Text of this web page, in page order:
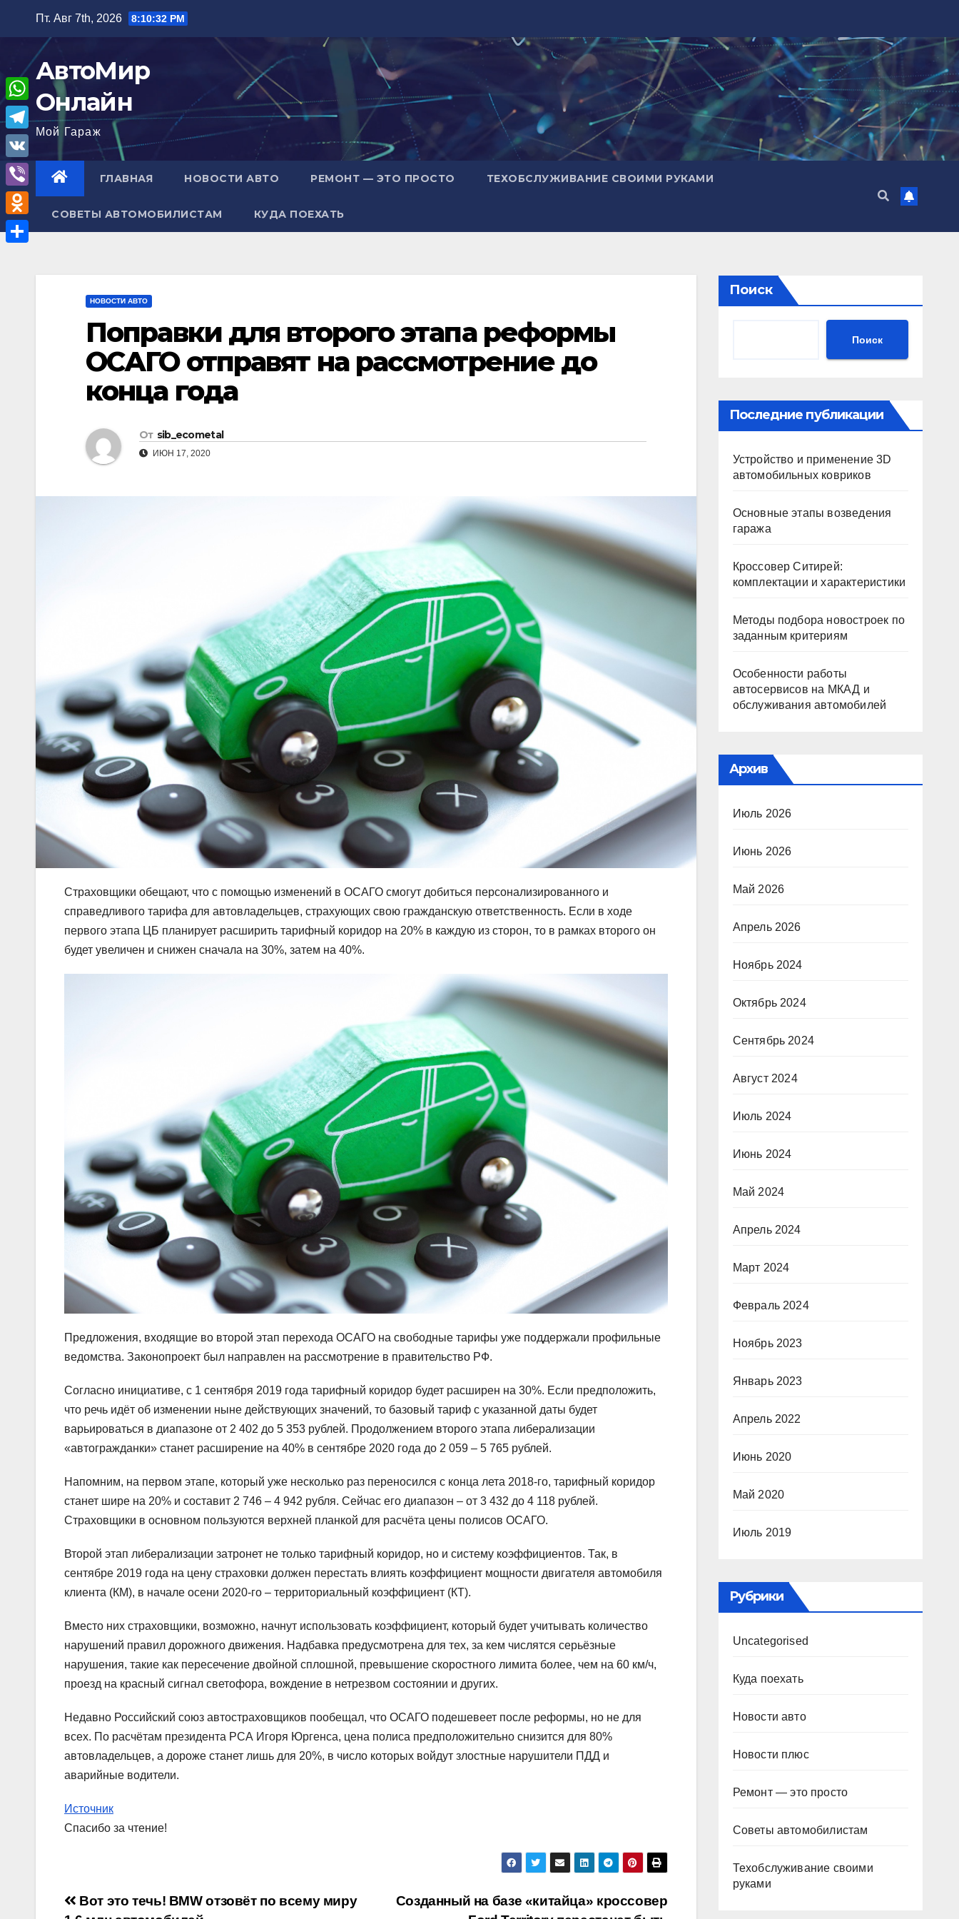
содержимому
Пт. Авг 7th, 2026 8:10:34 PM
АвтоМир
Онлайн
Мой Гараж
ГЛАВНАЯ НОВОСТИ АВТО РЕМОНТ — ЭТО ПРОСТО ТЕХОБСЛУЖИВАНИЕ СВОИМИ РУКАМИ
СОВЕТЫ АВТОМОБИЛИСТАМ КУДА ПОЕХАТЬ
НОВОСТИ АВТО
Поправки для второго этапа реформы
ОСАГО отправят на рассмотрение до
конца года
От sib_ecometal
ИЮН 17, 2020
Страховщики обещают, что с помощью изменений в ОСАГО смогут добиться персонализированного и
справедливого тарифа для автовладельцев, страхующих свою гражданскую ответственность. Если в ходе
первого этапа ЦБ планирует расширить тарифный коридор на 20% в каждую из сторон, то в рамках второго он
будет увеличен и снижен сначала на 30%, затем на 40%.
Предложения, входящие во второй этап перехода ОСАГО на свободные тарифы уже поддержали профильные
ведомства. Законопроект был направлен на рассмотрение в правительство РФ.
Согласно инициативе, с 1 сентября 2019 года тарифный коридор будет расширен на 30%. Если предположить,
что речь идёт об изменении ныне действующих значений, то базовый тариф с указанной даты будет
варьироваться в диапазоне от 2 402 до 5 353 рублей. Продолжением второго этапа либерализации
«автогражданки» станет расширение на 40% в сентябре 2020 года до 2 059 – 5 765 рублей.
Напомним, на первом этапе, который уже несколько раз переносился с конца лета 2018-го, тарифный коридор
станет шире на 20% и составит 2 746 – 4 942 рубля. Сейчас его диапазон – от 3 432 до 4 118 рублей.
Страховщики в основном пользуются верхней планкой для расчёта цены полисов ОСАГО.
Второй этап либерализации затронет не только тарифный коридор, но и систему коэффициентов. Так, в
сентябре 2019 года на цену страховки должен перестать влиять коэффициент мощности двигателя автомобиля
клиента (КМ), в начале осени 2020-го – территориальный коэффициент (КТ).
Вместо них страховщики, возможно, начнут использовать коэффициент, который будет учитывать количество
нарушений правил дорожного движения. Надбавка предусмотрена для тех, за кем числятся серьёзные
нарушения, такие как пересечение двойной сплошной, превышение скоростного лимита более, чем на 60 км/ч,
проезд на красный сигнал светофора, вождение в нетрезвом состоянии и других.
Недавно Российский союз автостраховщиков пообещал, что ОСАГО подешевеет после реформы, но не для
всех. По расчётам президента РСА Игоря Юргенса, цена полиса предположительно снизится для 80%
автовладельцев, а дороже станет лишь для 20%, в число которых войдут злостные нарушители ПДД и
аварийные водители.
Источник
Спасибо за чтение!
Навигация
Созданный на базе «китайца» кроссовер
Вот это течь! BMW отзовёт по всему миру
Поиск
Поиск
Последние публикации
Устройство и применение 3D
автомобильных ковриков
Основные этапы возведения
гаража
Кроссовер Ситирей:
комплектации и характеристики
Методы подбора новостроек по
заданным критериям
Особенности работы
автосервисов на МКАД и
обслуживания автомобилей
Архив
Июль 2026
Июнь 2026
Май 2026
Апрель 2026
Ноябрь 2024
Октябрь 2024
Сентябрь 2024
Август 2024
Июль 2024
Июнь 2024
Май 2024
Апрель 2024
Март 2024
Февраль 2024
Ноябрь 2023
Январь 2023
Апрель 2022
Июнь 2020
Май 2020
Июль 2019
Рубрики
Uncategorised
Куда поехать
Новости авто
Новости плюс
Ремонт — это просто
Советы автомобилистам
Техобслуживание своими
руками
W
h
a
A
T
e
l
e
g
V
K
V
i
b
O